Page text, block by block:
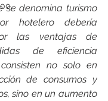
se denomina turismo
hotelero debería
las ventajas de
de eficiencia
no solo en
de consumos y
sino en un aumento